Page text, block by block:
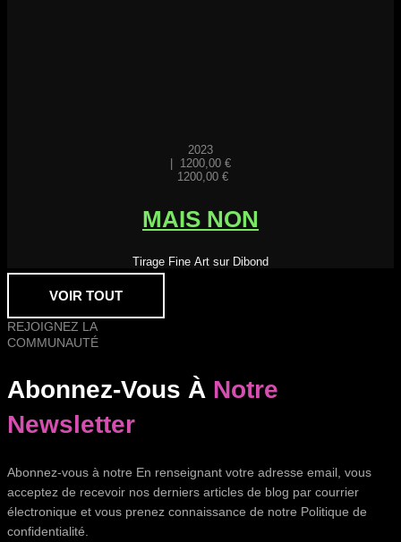
2023
1200,00 €
1200,00 €
MAIS NON
Tirage Fine Art sur Dibond
VOIR TOUT
REJOIGNEZ LA
COMMUNAUTÉ
Abonnez-Vous À Notre
Newsletter
Abonnez-vous à notre En renseignant votre adresse email, vous
acceptez de recevoir nos derniers articles de blog par courrier
électronique et vous prenez connaissance de notre Politique de
confidentialité.